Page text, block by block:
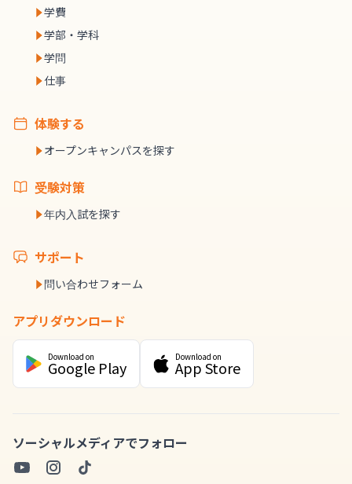
学費
学部・学科
学問
仕事
体験する
オープンキャンパスを探す
受験対策
年内入試を探す
サポート
問い合わせフォーム
アプリダウンロード
Download on
Google Play
Download on
App Store
ソーシャルメディアでフォロー